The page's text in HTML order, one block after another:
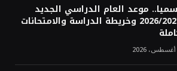
موعد العام الدراسي الجديد
2026/2027 وخريطة الدراسة والامتحانات